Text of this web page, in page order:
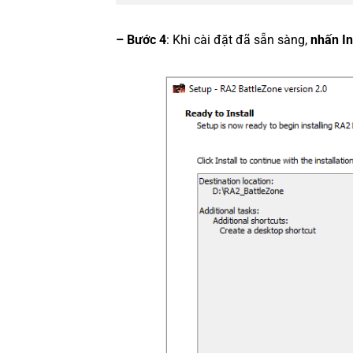
– Bước 4: Khi cài đặt đã sẵn sàng, nhấn